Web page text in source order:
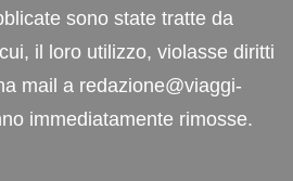
sono state tratte da
il loro utilizzo, violasse diritti
mail a redazione@viaggi-
immediatamente rimosse.